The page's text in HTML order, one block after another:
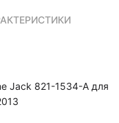
Jack 821-1534-A для